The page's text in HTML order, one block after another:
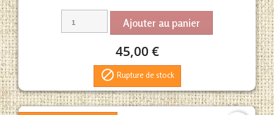
Ajouter au panier
45,00 €
 Rupture de stock